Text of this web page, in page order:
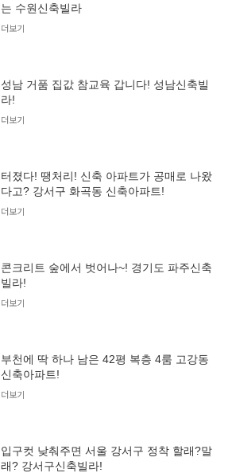
는 수원신축빌라
더보기
성남 거품 집값 참교육 갑니다! 성남신축빌
라!
더보기
터졌다! 땡처리! 신축 아파트가 공매로 나왔
다고? 강서구 화곡동 신축아파트!
더보기
콘크리트 숲에서 벗어나~! 경기도 파주신축
빌라!
더보기
부천에 딱 하나 남은 42평 복층 4룸 고강동
신축아파트!
더보기
입구컷 낮춰주면 서울 강서구 정착 할래?말
래? 강서구신축빌라!